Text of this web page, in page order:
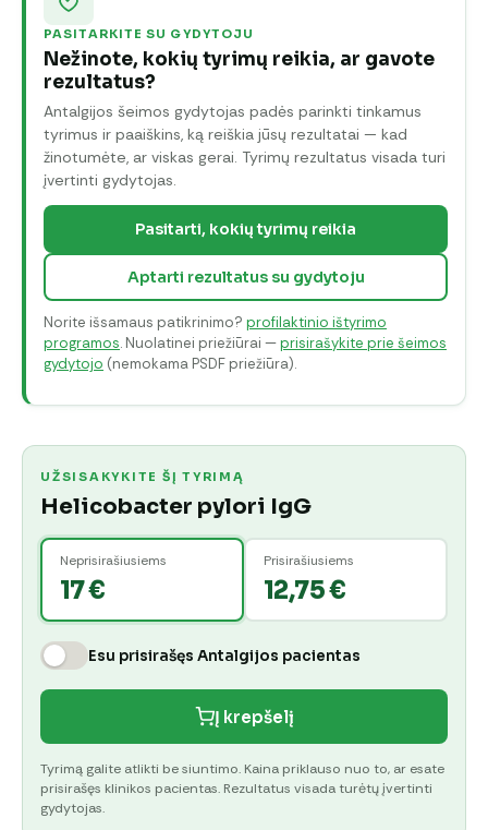
PASITARKITE SU GYDYTOJU
Nežinote, kokių tyrimų reikia, ar gavote
rezultatus?
Antalgijos šeimos gydytojas padės parinkti tinkamus
tyrimus ir paaiškins, ką reiškia jūsų rezultatai — kad
žinotumėte, ar viskas gerai. Tyrimų rezultatus visada turi
įvertinti gydytojas.
Pasitarti, kokių tyrimų reikia
Aptarti rezultatus su gydytoju
Norite išsamaus patikrinimo? profilaktinio ištyrimo
programos. Nuolatinei priežiūrai —prisirašykite prie šeimos
gydytojo (nemokama PSDF priežiūra).
UŽSISAKYKITE ŠĮ TYRIMĄ
Helicobacter pylori IgG
Neprisirašiusiems
17 €
Prisirašiusiems
12,75 €
Esu prisirašęs Antalgijos pacientas
Į krepšelį
Tyrimą galite atlikti be siuntimo. Kaina priklauso nuo to, ar esate
prisirašęs klinikos pacientas. Rezultatus visada turėtų įvertinti
gydytojas.